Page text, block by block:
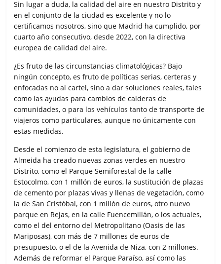
Sin lugar a duda, la calidad del aire en nuestro Distrito y
en el conjunto de la ciudad es excelente y no lo
certificamos nosotros, sino que Madrid ha cumplido, por
cuarto año consecutivo, desde 2022, con la directiva
europea de calidad del aire.
¿Es fruto de las circunstancias climatológicas? Bajo
ningún concepto, es fruto de políticas serias, certeras y
enfocadas no al cartel, sino a dar soluciones reales, tales
como las ayudas para cambios de calderas de
comunidades, o para los vehículos tanto de transporte de
viajeros como particulares, aunque no únicamente con
estas medidas.
Desde el comienzo de esta legislatura, el gobierno de
Almeida ha creado nuevas zonas verdes en nuestro
Distrito, como el Parque Semiforestal de la calle
Estocolmo, con 1 millón de euros, la sustitución de plazas
de cemento por plazas vivas y llenas de vegetación, como
la de San Cristóbal, con 1 millón de euros, otro nuevo
parque en Rejas, en la calle Fuencemillán, o los actuales,
como el del entorno del Metropolitano (Oasis de las
Mariposas), con más de 7 millones de euros de
presupuesto, o el de la Avenida de Niza, con 2 millones.
Además de reformar el Parque Paraíso, así como las